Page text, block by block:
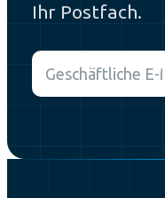
Ihr Postfach.
Email